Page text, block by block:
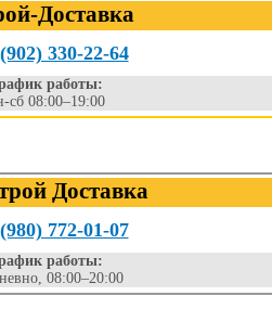
Доставка
330-22-64
работы:
сб 08:00–19:00
Доставка
772-01-07
работы:
08:00–20:00